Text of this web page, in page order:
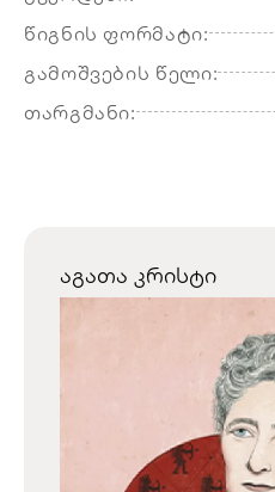
წიგნის ფორმატი:
გამოშვების წელი:
თარგმანი:
აგათა კრისტი